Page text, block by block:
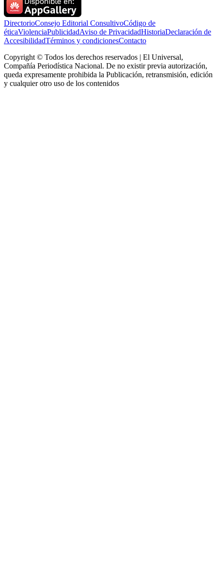
DirectorioConsejo Editorial ConsultivoCódigo de
éticaViolenciaPublicidadAviso de PrivacidadHistoriaDeclaración de
AccesibilidadTérminos y condicionesContacto
Copyright © Todos los derechos reservados | El Universal,
Compañía Periodística Nacional. De no existir previa autorización,
queda expresamente prohibida la Publicación, retransmisión, edición
y cualquier otro uso de los contenidos